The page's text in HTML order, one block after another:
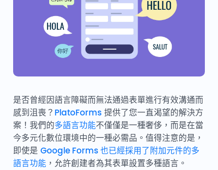
是否曾經因語言障礙而無法通過表單進行有效溝通而
感到沮喪？ PlatoForms提供了您一直渴望的解決方
案！我們的多語言功能不僅僅是一種奢侈，而是在當
今多元化數位環境中的一種必需品。值得注意的是，
即使是 Google Forms 也已經採用了附加元件的多
語言功能，允許創建者為其表單設置多種語言。